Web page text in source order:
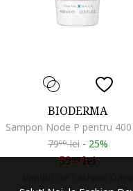
BIODERMA
7999lei - 25%
5999lei